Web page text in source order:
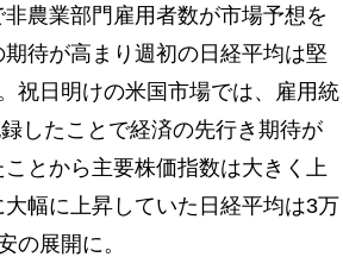
農業部門雇用者数が市場予想を
待が高まり週初の日経平均は堅
祝日明けの米国市場では、雇用統
したことで経済の先行き期待が
とから主要株価指数は大きく上
幅に上昇していた日経平均は3万
の展開に。